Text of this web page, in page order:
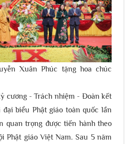
Xuân Phúc tặng hoa chúc
cương - Trách nhiệm - Đoàn kết
biểu Phật giáo toàn quốc lần
quan trọng được tiến hành theo
Phật giáo Việt Nam. Sau 5 năm